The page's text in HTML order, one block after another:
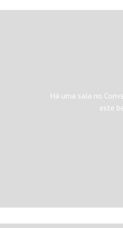
Há uma sala no
este